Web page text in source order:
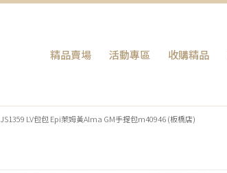
精品賣場 活動專區 收購精品
JS1359 LV包包 Epi萊姆黃Alma GM手提包m40946 (板橋店)